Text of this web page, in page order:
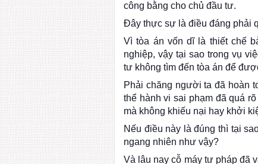
công bằng cho chủ đầu tư.
Đây thực sự là điều đáng phải
Vì tòa án vốn dĩ là thiết chế
nghiệp, vậy tại sao trong vụ
tư không tìm đến tòa án để
Phải chăng người ta đã hoàn
thể hành vi sai phạm đã quá
mà không khiếu nại hay khởi
Nếu điều này là đúng thì tại
ngang nhiên như vậy?
Và lâu nay cỗ máy tư pháp đã